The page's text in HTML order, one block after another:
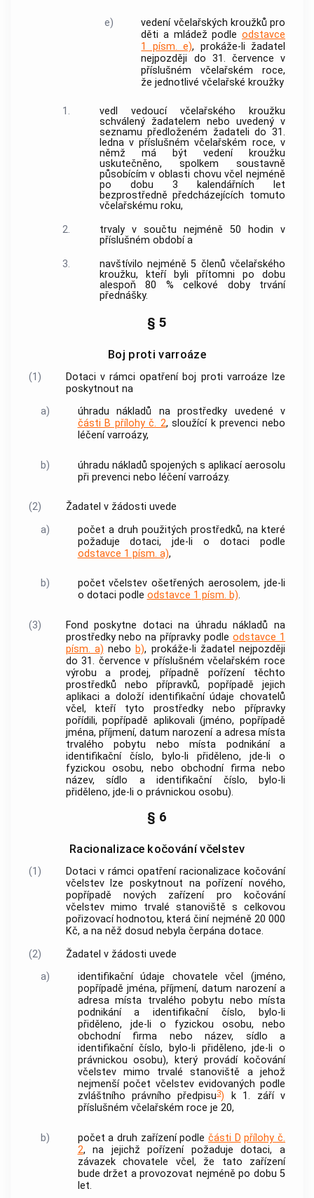
e)
vedení včelařských kroužků pro
děti a mládež podle odstavce
1 písm. e), prokáže-li žadatel
nejpozději do 31. července v
příslušném včelařském roce,
že jednotlivé včelařské kroužky
1.
vedl vedoucí včelařského kroužku
schválený žadatelem nebo uvedený v
seznamu předloženém žadateli do 31.
ledna v příslušném včelařském roce, v
němž má být vedení kroužku
uskutečněno, spolkem soustavně
působícím v oblasti chovu včel nejméně
po dobu 3 kalendářních let
bezprostředně předcházejících tomuto
včelařskému roku,
2.
trvaly v součtu nejméně 50 hodin v
příslušném období a
3.
navštívilo nejméně 5 členů včelařského
kroužku, kteří byli přítomni po dobu
alespoň 80 % celkové doby trvání
přednášky.
§ 5
Boj proti varroáze
(1)
Dotaci v rámci opatření boj proti varroáze lze
poskytnout na
a)
úhradu nákladů na prostředky uvedené v
části B přílohy č. 2, sloužící k prevenci nebo
léčení varroázy,
b)
úhradu nákladů spojených s aplikací aerosolu
při prevenci nebo léčení varroázy.
(2)
Žadatel v žádosti uvede
a)
počet a druh použitých prostředků, na které
požaduje dotaci, jde-li o dotaci podle
odstavce 1 písm. a),
b)
počet včelstev ošetřených aerosolem, jde-li
o dotaci podle odstavce 1 písm. b).
(3)
Fond poskytne dotaci na úhradu nákladů na
prostředky nebo na přípravky podleodstavce 1
písm. a) nebo b), prokáže-li žadatel nejpozději
do 31. července v příslušném včelařském roce
výrobu a prodej, případně pořízení těchto
prostředků nebo přípravků, popřípadě jejich
aplikaci a doloží identifikační údaje chovatelů
včel, kteří tyto prostředky nebo přípravky
pořídili, popřípadě aplikovali (jméno, popřípadě
jména, příjmení, datum narození a adresa místa
trvalého pobytu nebo místa podnikání a
identifikační číslo, bylo-li přiděleno, jde-li o
fyzickou osobu, nebo obchodní firma nebo
název, sídlo a identifikační číslo, bylo-li
přiděleno, jde-li o právnickou osobu).
§ 6
Racionalizace kočování včelstev
(1)
Dotaci v rámci opatření racionalizace kočování
včelstev lze poskytnout na pořízení nového,
popřípadě nových zařízení pro kočování
včelstev mimo trvalé stanoviště s celkovou
pořizovací hodnotou, která činí nejméně 20 000
Kč, a na něž dosud nebyla čerpána dotace.
(2)
Žadatel v žádosti uvede
a)
identifikační údaje chovatele včel (jméno,
popřípadě jména, příjmení, datum narození a
adresa místa trvalého pobytu nebo místa
podnikání a identifikační číslo, bylo-li
přiděleno, jde-li o fyzickou osobu, nebo
obchodní firma nebo název, sídlo a
identifikační číslo, bylo-li přiděleno, jde-li o
právnickou osobu), který provádí kočování
včelstev mimo trvalé stanoviště a jehož
nejmenší počet včelstev evidovaných podle
zvláštního právního předpisu3) k 1. září v
příslušném včelařském roce je 20,
b) počet a druh zařízení podle části D přílohy č.
2, na jejichž pořízení požaduje dotaci, a
závazek chovatele včel, že tato zařízení
bude držet a provozovat nejméně po dobu 5
let.